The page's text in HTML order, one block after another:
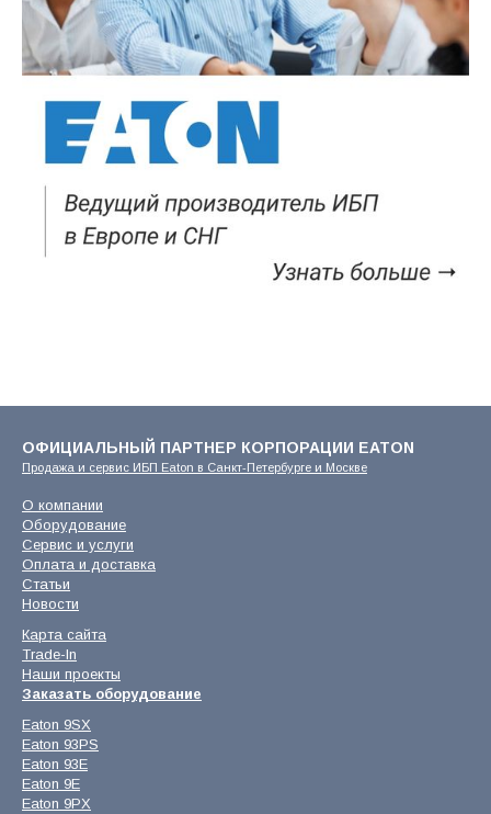
ОФИЦИАЛЬНЫЙ ПАРТНЕР КОРПОРАЦИИ EATON
Продажа и сервис ИБП Eaton в Санкт-Петербурге и Москве
О компании
Оборудование
Сервис и услуги
Оплата и доставка
Статьи
Новости
Карта сайта
Trade-In
Наши проекты
Заказать оборудование
Eaton 9SX
Eaton 93PS
Eaton 93E
Eaton 9E
Eaton 9PX